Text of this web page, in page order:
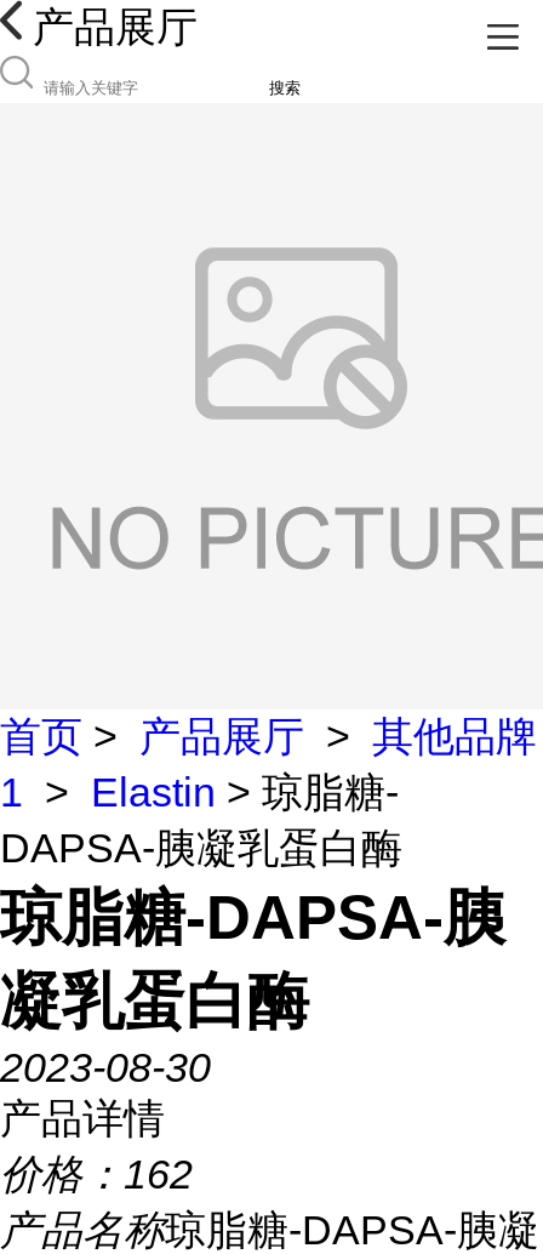
产品展厅
搜索
首页 > 产品展厅 > 其他品牌
1 > Elastin > 琼脂糖-
DAPSA-胰凝乳蛋白酶
琼脂糖-DAPSA-胰
凝乳蛋白酶
2023-08-30
产品详情
价格： 162
产品名称琼脂糖-DAPSA-胰凝